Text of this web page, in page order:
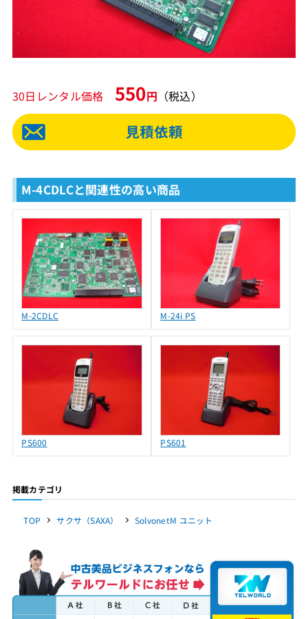
30日レンタル価格 550円 （税込）
M-4CDLCと関連性の高い商品
M-2CDLC M-24i PS
PS600 PS601
掲載カテゴリ
TOP サクサ（SAXA） SolvonetM ユニット